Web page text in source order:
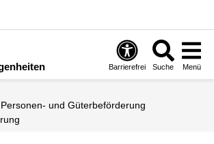
Barrierefrei Suche Menü
Personen- und Güter­beförderung